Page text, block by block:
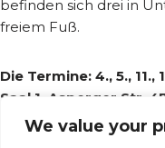
We value your
befinden sich drei in
freiem Fuß.
Die Termine: 4., 5.,
Saal 1, Asperger Str.
zweiwöchige Pause